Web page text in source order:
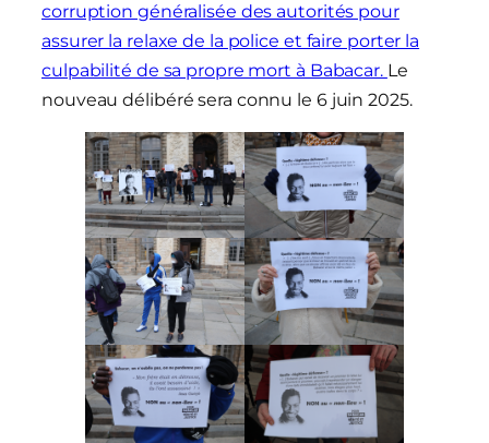
corruption généralisée des autorités pour
assurer la relaxe de la police et faire porter la
culpabilité de sa propre mort à Babacar. Le
nouveau délibéré sera connu le 6 juin 2025.